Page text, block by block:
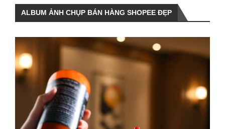
ALBUM ẢNH CHỤP BÁN HÀNG SHOPEE ĐẸP